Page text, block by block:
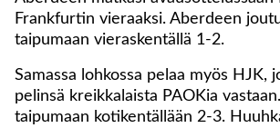
Frankfurtin vieraaksi. Aberdeen
taipumaan vieraskentällä 1-2.
Samassa lohkossa pelaa myös HJK,
pelinsä kreikkalaista PAOKia
taipumaan kotikentällään 2-3.